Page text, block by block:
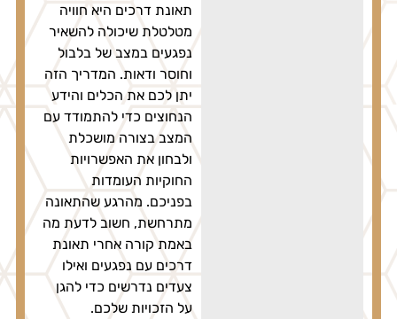
תאונת דרכים היא חוויה
מטלטלת שיכולה להשאיר
נפגעים במצב של בלבול
וחוסר ודאות. המדריך הזה
יתן לכם את הכלים והידע
הנחוצים כדי להתמודד עם
המצב בצורה מושכלת
ולבחון את האפשרויות
החוקיות העומדות
בפניכם. מהרגע שהתאונה
מתרחשת, חשוב לדעת מה
באמת קורה אחרי תאונת
דרכים עם נפגעים ואילו
צעדים נדרשים כדי להגן
על הזכויות שלכם.